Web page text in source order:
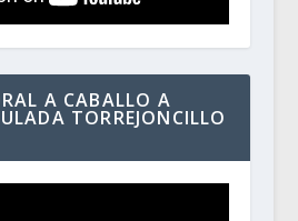
A CABALLO A
TORREJONCILLO